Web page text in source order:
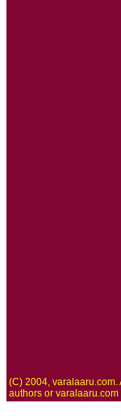
(C) 2004,
authors or